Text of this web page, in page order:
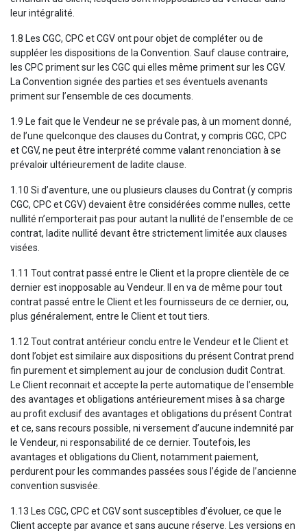
leur intégralité.
1.8 Les CGC, CPC et CGV ont pour objet de compléter ou de
suppléer les dispositions de la Convention. Sauf clause contraire,
les CPC priment sur les CGC qui elles même priment sur les CGV.
La Convention signée des parties et ses éventuels avenants
priment sur l’ensemble de ces documents.
1.9 Le fait que le Vendeur ne se prévale pas, à un moment donné,
de l’une quelconque des clauses du Contrat, y compris CGC, CPC
et CGV, ne peut être interprété comme valant renonciation à se
prévaloir ultérieurement de ladite clause.
1.10 Si d’aventure, une ou plusieurs clauses du Contrat (y compris
CGC, CPC et CGV) devaient être considérées comme nulles, cette
nullité n’emporterait pas pour autant la nullité de l’ensemble de ce
contrat, ladite nullité devant être strictement limitée aux clauses
visées.
1.11 Tout contrat passé entre le Client et la propre clientèle de ce
dernier est inopposable au Vendeur. Il en va de même pour tout
contrat passé entre le Client et les fournisseurs de ce dernier, ou,
plus généralement, entre le Client et tout tiers.
1.12 Tout contrat antérieur conclu entre le Vendeur et le Client et
dont l’objet est similaire aux dispositions du présent Contrat prend
fin purement et simplement au jour de conclusion dudit Contrat.
Le Client reconnait et accepte la perte automatique de l’ensemble
des avantages et obligations antérieurement mises à sa charge
au profit exclusif des avantages et obligations du présent Contrat
et ce, sans recours possible, ni versement d’aucune indemnité par
le Vendeur, ni responsabilité de ce dernier. Toutefois, les
avantages et obligations du Client, notamment paiement,
perdurent pour les commandes passées sous l’égide de l’ancienne
convention susvisée.
1.13 Les CGC, CPC et CGV sont susceptibles d’évoluer, ce que le
Client accepte par avance et sans aucune réserve. Les versions en